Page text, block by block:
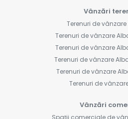
Vânzări
Terenuri de
Terenuri de vânzare
Terenuri de vânzare
Terenuri de vânzare
Terenuri de vânzare
Terenuri de
Vânzări
Spații comerciale de